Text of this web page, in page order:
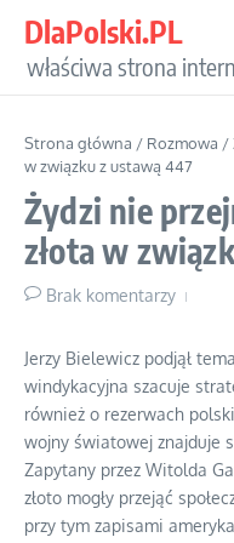
DlaPolski.PL
właściwa strona
Strona główna / Rozmowa /
w związku z ustawą 447
Żydzi nie
złota w
Brak komentarzy
Jerzy Bielewicz podjął
windykacyjna szacuje
również o rezerwach
wojny światowej znajduje
Zapytany przez Witolda
złoto mogły przejąć
przy tym zapisami